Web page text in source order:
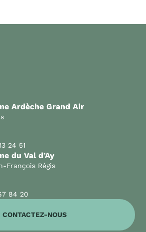
Ardèche Grand Air
24 51
du Val d’Ay
François Régis
84 20
CONTACTEZ-NOUS